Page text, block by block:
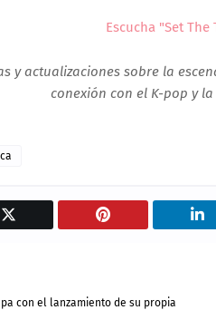
Escucha "Set
y actualizaciones sobre la
conexión con el K-pop y
con el lanzamiento de su propia